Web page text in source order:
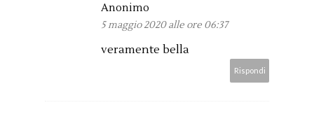
Anonimo
5 maggio 2020 alle ore 06:37
veramente bella
Rispondi